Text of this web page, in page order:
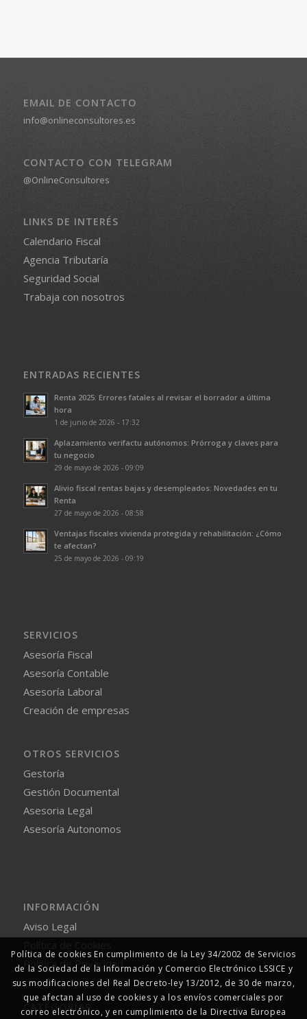
EMAIL DE CONTACTO
info@onlineconsultores.es
CONTACTO CON TELEGRAM
@OnlineConsultores
LINKS DE INTERÉS
Calendario Fiscal
Agencia Tributaría
Seguridad Social
Trabaja con nosotros
ENTRADAS RECIENTES
Renta 2025: Errores fatales al revisar el borrador a última
hora
1 de junio de 2026 - 17:32
Aplazamiento verifactu autónomos: Prórroga y claves para
tu negocio
29 de mayo de 2026 - 09:09
Alivio fiscal rentas bajas y desempleados: Novedades en tu
Renta
27 de mayo de 2026 - 08:58
Ventajas fiscales vivienda protegida y rehabilitación: ¿Cómo
te afectan?
25 de mayo de 2026 - 09:19
SERVICIOS
Asesoría Fiscal
Asesoría Contable
Asesoría Laboral
Creación de empresas
OTROS SERVICIOS
Gestoría
Gestión Documental
Asesoria Legal
Asesoría Autonomos
INFORMACIÓN
Aviso Legal
Política de Privacidad
CATEGORÍAS
Política de cookies En cumplimiento de la Ley 34/2002 de Servicios
de la Sociedad de la Información y Comercio Electrónico LSSICE y
sus modificaciones del Real Decreto-ley 13/2012, de 30 de marzo,
que afectan al uso de cookies y a los envíos comerciales por
correo electrónico, y en cumplimiento de la Directiva Europea